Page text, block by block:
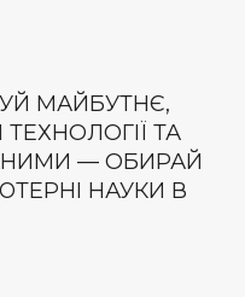
МАЙБУТНЄ,
ТА
— ОБИРАЙ
НАУКИ В